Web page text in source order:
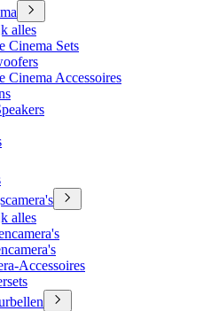
alles
Cinema Sets
Cinema Accessoires
alles
Accessoires